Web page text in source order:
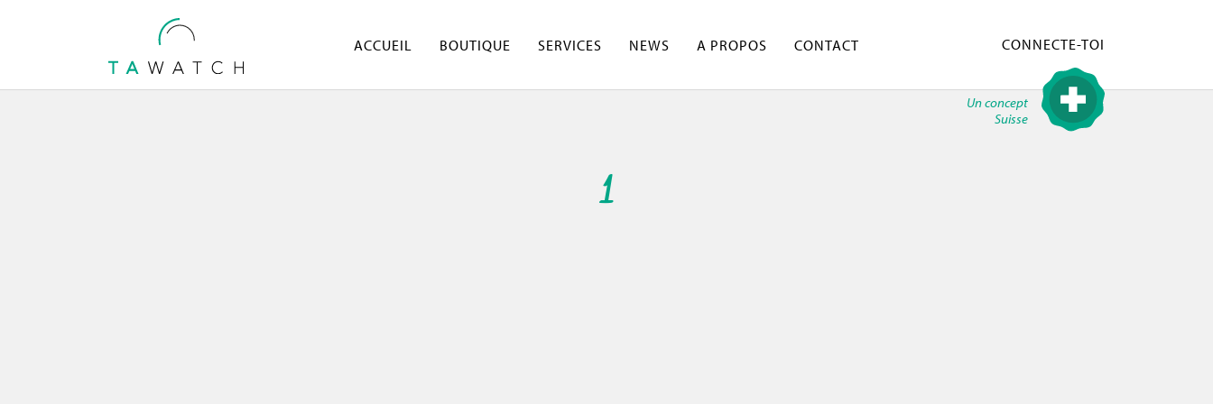
ACCUEIL
BOUTIQUE SERVICES NEWS A PROPOS CONTACT CONNECTE-TOI
Un concept
Suisse
1